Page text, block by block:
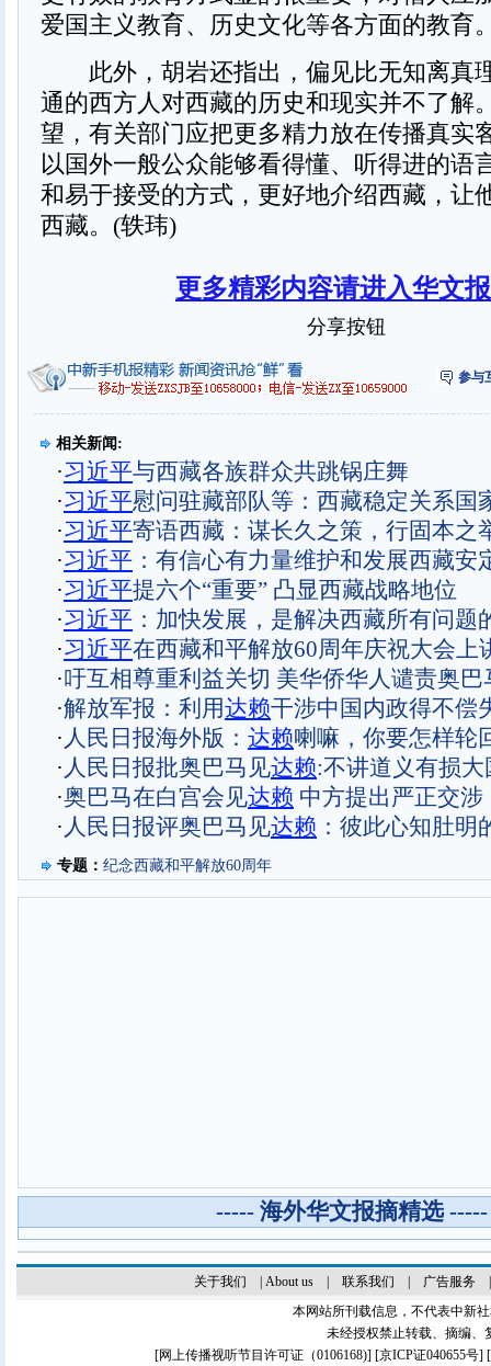
爱国主义教育、历史文化等各方面的教育
此外，胡岩还指出，偏见比无知离真
通的西方人对西藏的历史和现实并不了解
望，有关部门应把更多精力放在传播真实
以国外一般公众能够看得懂、听得进的语
和易于接受的方式，更好地介绍西藏，让
西藏。(轶玮)
更多精彩内容请进入华文
分享按钮
参与
相关新闻:
·习近平与西藏各族群众共跳锅庄舞
·习近平慰问驻藏部队等：西藏稳定关系国
·习近平寄语西藏：谋长久之策，行固本之
·习近平 ：有信心有力量维护和发展西藏安
·习近平提六个“重要” 凸显西藏战略地位
·习近平 ：加快发展，是解决西藏所有问题
·习近平在西藏和平解放60周年庆祝大会上
·吁互相尊重利益关切 美华侨华人谴责奥巴
·解放军报：利用达赖干涉中国内政得不偿
· 人民日报海外版： 达赖喇嘛，你要怎样轮
· 人民日报批奥巴马见达赖:不讲道义有损大
·奥巴马在白宫会见达赖 中方提出严正交涉
· 人民日报评奥巴马见达赖 ：彼此心知肚明
专题： 纪念西藏和平解放60周年
----- 海外华文报摘精选 -----
关于我们 About us| 联系我们 广告服务
本网站所刊载信息，不代表中新
未经授权禁止转载、摘编、
[网上传播视听节目许可证（0106168)] [京ICP证040655号]